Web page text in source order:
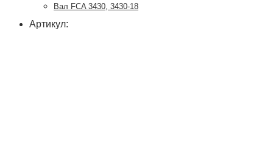
Вал FCA 3430, 3430-18
Артикул: